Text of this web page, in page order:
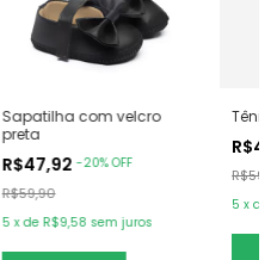
Sapatilha com velcro
preta
R$47,92-20%OFF
R$59,90
5 xde R$9,58 sem juros
Tênis
5 x de